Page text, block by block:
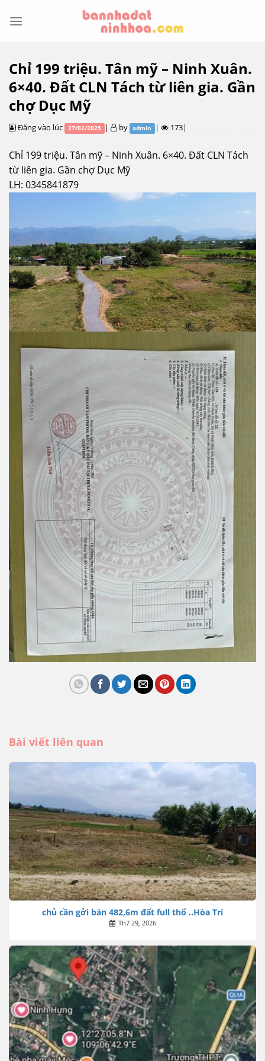
Chỉ 199 triệu. Tân mỹ – Ninh Xuân.
6×40. Đất CLN Tách từ liên gia. Gần
chợ Dục Mỹ
Đăng vào lúc 27/02/2025 | by admin | 173|
Chỉ 199 triệu. Tân mỹ – Ninh Xuân. 6×40. Đất CLN Tách
từ liên gia. Gần chợ Dục Mỹ
LH: 0345841879
Bài viết liên quan
chủ cần gởi bán 482,6m đất full thổ ..Hòa Trí
Th7 29, 2026